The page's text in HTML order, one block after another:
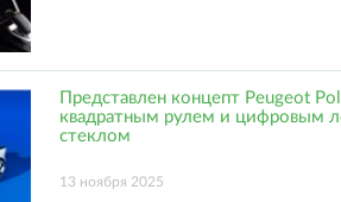
Представлен концепт Peugeot
квадратным рулем и цифровым
стеклом
13 ноября 2025